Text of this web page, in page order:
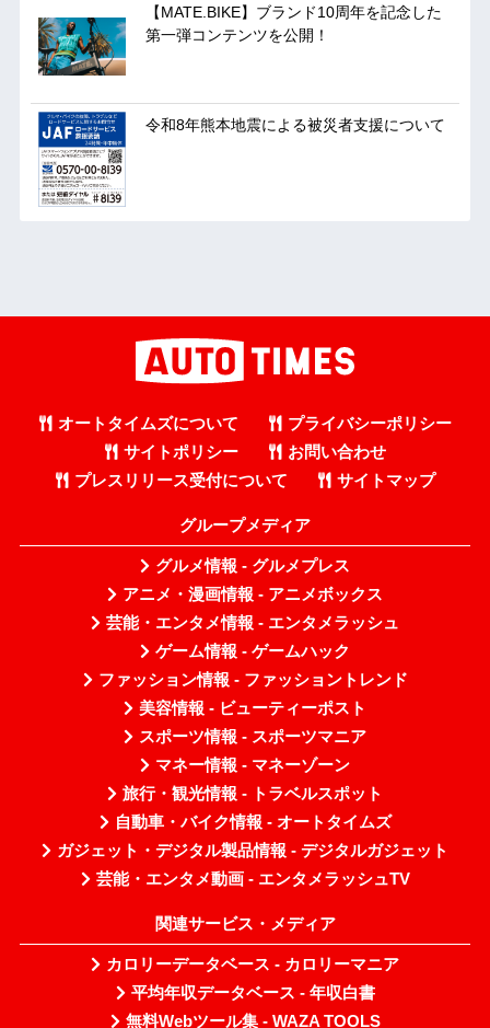
【MATE.BIKE】ブランド10周年を記念した
第一弾コンテンツを公開！
令和8年熊本地震による被災者支援について
オートタイムズについて
プライバシーポリシー
サイトポリシー
お問い合わせ
プレスリリース受付について
サイトマップ
グループメディア
グルメ情報 - グルメプレス
アニメ・漫画情報 - アニメボックス
芸能・エンタメ情報 - エンタメラッシュ
ゲーム情報 - ゲームハック
ファッション情報 - ファッショントレンド
美容情報 - ビューティーポスト
スポーツ情報 - スポーツマニア
マネー情報 - マネーゾーン
旅行・観光情報 - トラベルスポット
自動車・バイク情報 - オートタイムズ
ガジェット・デジタル製品情報 - デジタルガジェット
芸能・エンタメ動画 - エンタメラッシュTV
関連サービス・メディア
カロリーデータベース - カロリーマニア
平均年収データベース - 年収白書
無料Webツール集 - WAZA TOOLS